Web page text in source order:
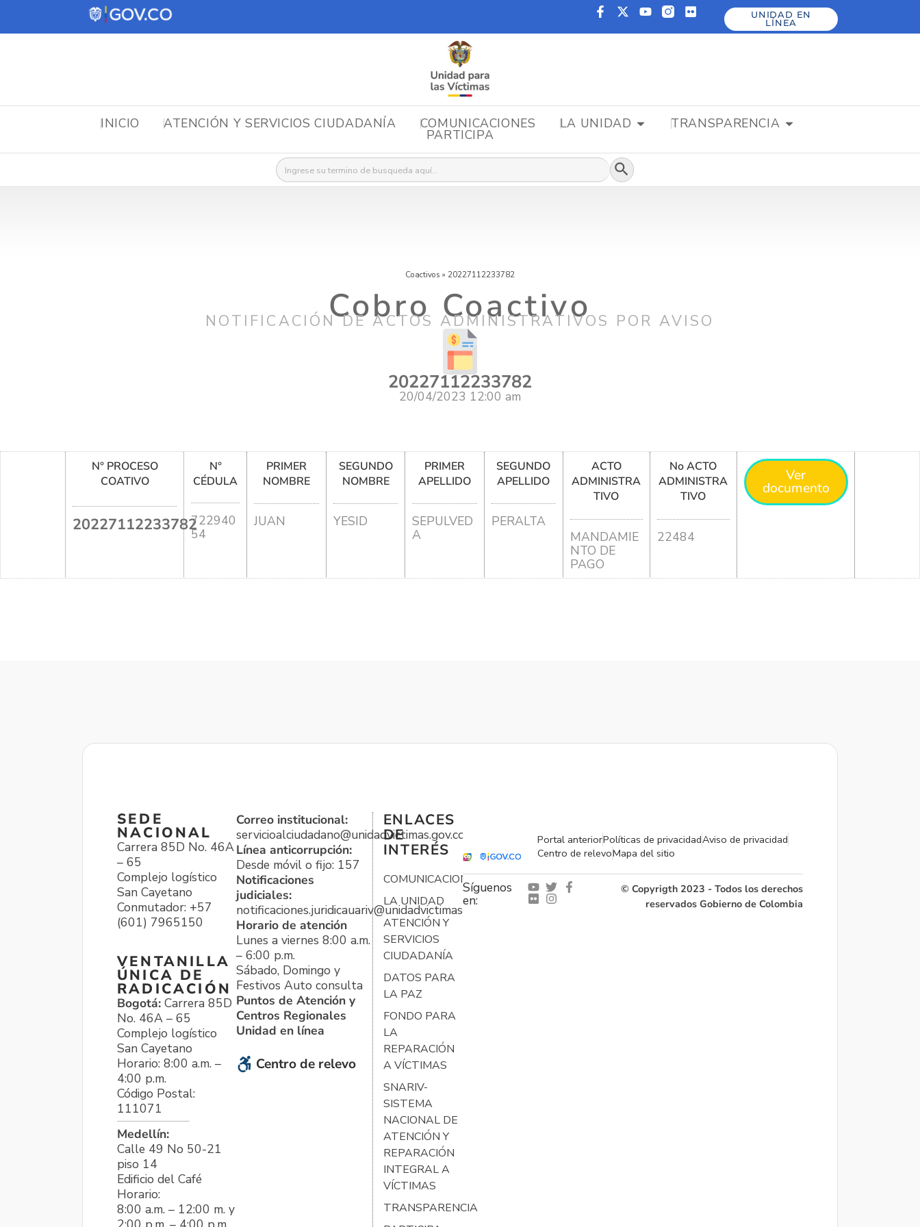
UNIDAD EN
LÍNEA
INICIO ATENCIÓN Y SERVICIOS CIUDADANÍA COMUNICACIONES LA UNIDAD TRANSPARENCIA
PARTICIPA
Buscar: Botón de búsqueda
Coactivos » 20227112233782
Cobro Coactivo
NOTIFICACIÓN DE ACTOS ADMINISTRATIVOS POR AVISO
20227112233782
20/04/2023 12:00 am
N° PROCESO
COATIVO
20227112233782
N°
CÉDULA
722940
54
PRIMER
NOMBRE
JUAN
SEGUNDO
NOMBRE
YESID
PRIMER
APELLIDO
SEPULVED
A
SEGUNDO
APELLIDO
PERALTA
ACTO
ADMINISTRA
TIVO
MANDAMIE
NTO DE
PAGO
No ACTO
ADMINISTRA
TIVO
22484
Ver
documento
SEDE
NACIONAL
Carrera 85D No. 46A
– 65
Complejo logístico
San Cayetano
Conmutador: +57
(601) 7965150
VENTANILLA
ÚNICA DE
RADICACIÓN
Bogotá: Carrera 85D
No. 46A – 65
Complejo logístico
San Cayetano
Horario: 8:00 a.m. –
4:00 p.m.
Código Postal:
111071
Medellín:
Calle 49 No 50-21
piso 14
Edificio del Café
Horario:
8:00 a.m. – 12:00 m. y
Correo institucional:
servicioalciudadano@unidadvictimas.gov.co
Línea anticorrupción:
Desde móvil o fijo: 157
Notificaciones
judiciales:
notificaciones.juridicauariv@unidadvictimas.gov.co
Horario de atención
Lunes a viernes 8:00 a.m.
– 6:00 p.m.
Sábado, Domingo y
Festivos Auto consulta
Puntos de Atención y
Centros Regionales
Unidad en línea
Centro de relevo
ENLACES
DE
INTERÉS
COMUNICACIONES
LA UNIDAD
ATENCIÓN Y
SERVICIOS
CIUDADANÍA
DATOS PARA
LA PAZ
FONDO PARA
LA
REPARACIÓN
A VÍCTIMAS
SNARIV-
SISTEMA
NACIONAL DE
ATENCIÓN Y
REPARACIÓN
INTEGRAL A
VÍCTIMAS
TRANSPARENCIA
Portal anteriorPolíticas de privacidadAviso de privacidad
Centro de relevoMapa del sitio
Síguenos
en:
© Copyrigth 2023 - Todos los derechos
reservados Gobierno de Colombia